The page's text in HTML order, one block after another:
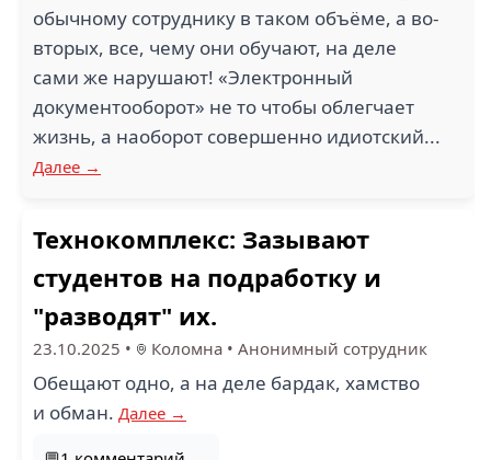
обычному сотруднику в таком объёме, а во-
вторых, все, чему они обучают, на деле
сами же нарушают! «Электронный
документооборот» не то чтобы облегчает
жизнь, а наоборот совершенно идиотский...
Далее →
Технокомплекс: Зазывают
студентов на подработку и
"разводят" их.
23.10.2025 • Коломна • Анонимный сотрудник
Обещают одно, а на деле бардак, хамство
и обман. Далее →